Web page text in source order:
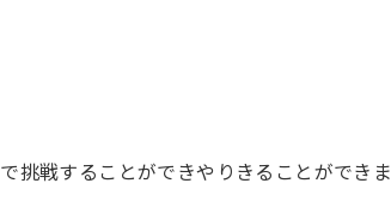
挑戦することができやりきることができま